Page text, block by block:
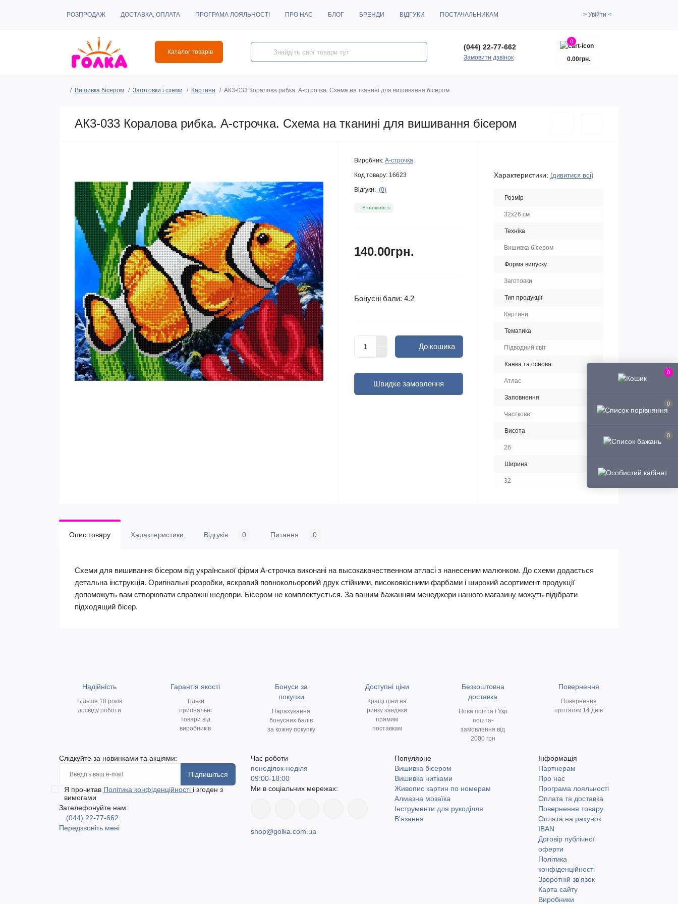
0
0
0
РОЗПРОДАЖ ДОСТАВКА, ОПЛАТА ПРОГРАМА ЛОЯЛЬНОСТІ ПРО НАС БЛОГ БРЕНДИ ВІДГУКИ ПОСТАЧАЛЬНИКАМ > Увійти <
Каталог товарів
(044) 22-77-662
Замовити дзвінок
0
0.00грн.
Вишивка бісером Заготовки і схеми Картини АК3-033 Коралова рибка. А-строчка. Схема на тканині для вишивання бісером
АК3-033 Коралова рибка. А-строчка. Схема на тканині для вишивання бісером
Виробник: А-строчка
Код товару: 16623
Відгуки: (0)
В наявності
140.00грн.
Бонусні бали: 4.2
До кошика
Швидке замовлення
Характеристики: (дивитися всі)
Розмір
32х26 см
Техніка
Вишивка бісером
Форма випуску
Заготовки
Тип продукції
Картини
Тематика
Підводний світ
Канва та основа
Атлас
Заповнення
Часткове
Висота
26
Ширина
32
Опис товару Характеристики Відгуків 0 Питання 0
Схеми для вишивання бісером від української фірми А-строчка виконані на высокакачественном атласі з нанесеним малюнком. До схеми додається
детальна інструкція. Оригінальні розробки, яскравий повнокольоровий друк стійкими, високоякісними фарбами і широкий асортимент продукції
допоможуть вам створювати справжні шедеври. Бісером не комплектується. За вашим бажанням менеджери нашого магазину можуть підібрати
підходящий бісер.
Надійність
Більше 10 років
досвіду роботи
Гарантія якості
Тільки
оригінальні
товари від
виробників
Бонуси за
покупки
Нарахування
бонусних балів
за кожну покупку
Доступні ціни
Кращі ціни на
ринку завдяки
прямим
поставкам
Безкоштовна
доставка
Нова пошта і Укр
пошта-
замовлення від
2000 грн
Повернення
Повернення
протягом 14 днів
Слідкуйте за новинками та акціями:
Підпишіться
Я прочитав Політика конфіденційності і згоден з
вимогами
Зателефонуйте нам:
(044) 22-77-662
Передзвоніть мені
Час роботи
понеділок-неділя
09:00-18:00
Ми в соціальних мережах:
shop@golka.com.ua
Популярне
Вишивка бісером
Вишивка нитками
Живопис картин по номерам
Алмазна мозаїка
Інструменти для рукоділля
В'язання
Інформація
Партнерам
Про нас
Програма лояльності
Оплата та доставка
Повернення товару
Оплата на рахунок
IBAN
Договір публічної
оферти
Політика
конфіденційності
Зворотній зв'язок
Карта сайту
Виробники